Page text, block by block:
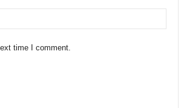
time I comment.